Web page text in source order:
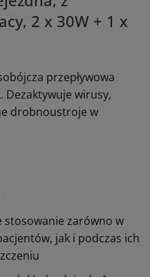
2 x 30W + 1 x
przepływowa
Dezaktywuje wirusy,
drobnoustroje w
stosowanie zarówno w
jak i podczas ich